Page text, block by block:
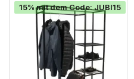
15% mit dem Code: JUBI15